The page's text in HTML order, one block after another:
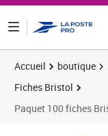
Accueil boutique
Fiches Bristol
Paquet 100 fiches